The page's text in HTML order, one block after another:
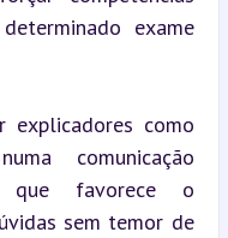
exame
explicadores como
comunicação
favorece o
sem temor de